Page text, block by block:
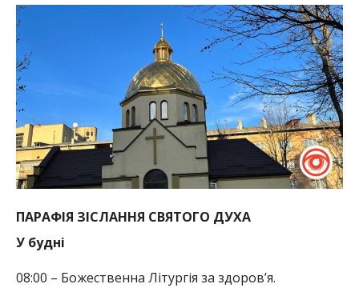
ПАРАФІЯ ЗІСЛАННЯ СВЯТОГО ДУХА
У будні
08:00 – Божественна Літургія за здоров’я.